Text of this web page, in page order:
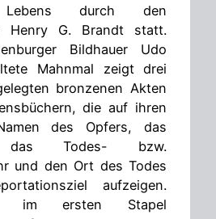
Lebens durch den
Henry G. Brandt statt.
Bildhauer Udo
Mahnmal zeigt drei
bronzenen Akten
die auf ihren
des Opfers, das
das Todes- bzw.
und den Ort des Todes
aufzeigen.
im ersten Stapel